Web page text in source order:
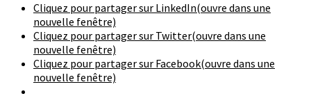
Cliquez pour partager sur LinkedIn(ouvre dans une
nouvelle fenêtre)
Cliquez pour partager sur Twitter(ouvre dans une
nouvelle fenêtre)
Cliquez pour partager sur Facebook(ouvre dans une
nouvelle fenêtre)